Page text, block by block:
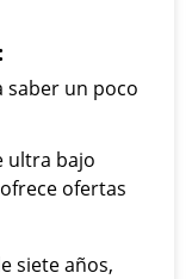
saber un poco
ultra bajo
ofertas
siete años,